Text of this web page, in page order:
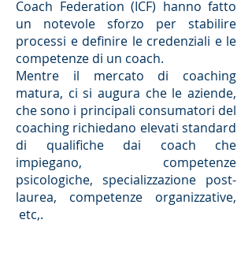
Coach Federation (ICF) hanno fatto
un notevole sforzo per stabilire
processi e definire le credenziali e le
competenze di un coach.
Mentre il mercato di coaching
matura, ci si augura che le aziende,
che sono i principali consumatori del
coaching richiedano elevati standard
di qualifiche dai coach che
impiegano, competenze
psicologiche, specializzazione post-
laurea, competenze organizzative,
etc,.